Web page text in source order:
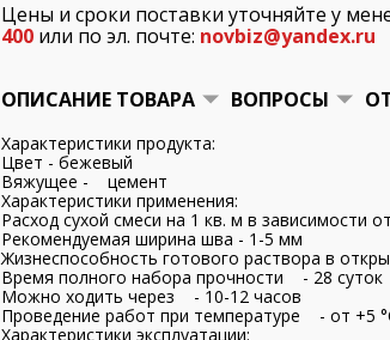
Цены и сроки поставки уточняйте у
400 или по эл. почте: novbiz@yandex.ru
ОПИСАНИЕ ТОВАРА ВОПРОСЫ
Характеристики продукта:
Цвет - бежевый
Вяжущее - цемент
Характеристики применения:
Расход сухой смеси на 1 кв. м в зависимости
Рекомендуемая ширина шва - 1-5 мм
Жизнеспособность готового раствора в
Время полного набора прочности - 28 суток
Можно ходить через - 10-12 часов
Проведение работ при температуре - от +5
Характеристики эксплуатации: